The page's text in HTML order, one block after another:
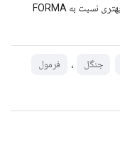
استاندارد، مشخص شد که Terra-i عملکرد بهتری نسبت به FORMA
جنگل ، فرمول